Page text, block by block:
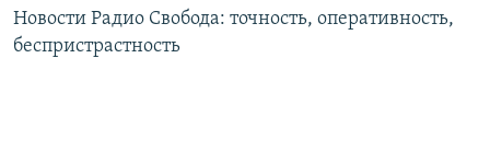
Новости Радио Свобода: точность, оперативность,
беспристрастность